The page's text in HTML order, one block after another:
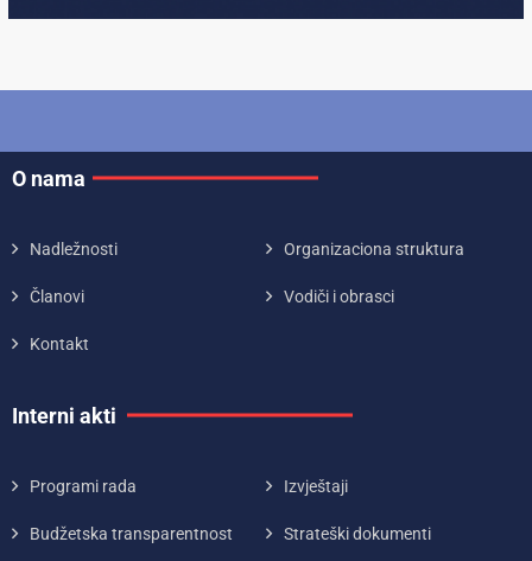
O nama
Nadležnosti Organizaciona struktura
Članovi Vodiči i obrasci
Kontakt
Interni akti
Programi rada Izvještaji
Budžetska transparentnost Strateški dokumenti